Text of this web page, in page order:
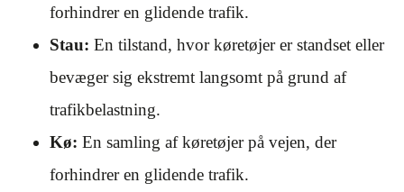
forhindrer en glidende trafik.
Stau: En tilstand, hvor køretøjer er standset eller
bevæger sig ekstremt langsomt på grund af
trafikbelastning.
Kø: En samling af køretøjer på vejen, der
forhindrer en glidende trafik.